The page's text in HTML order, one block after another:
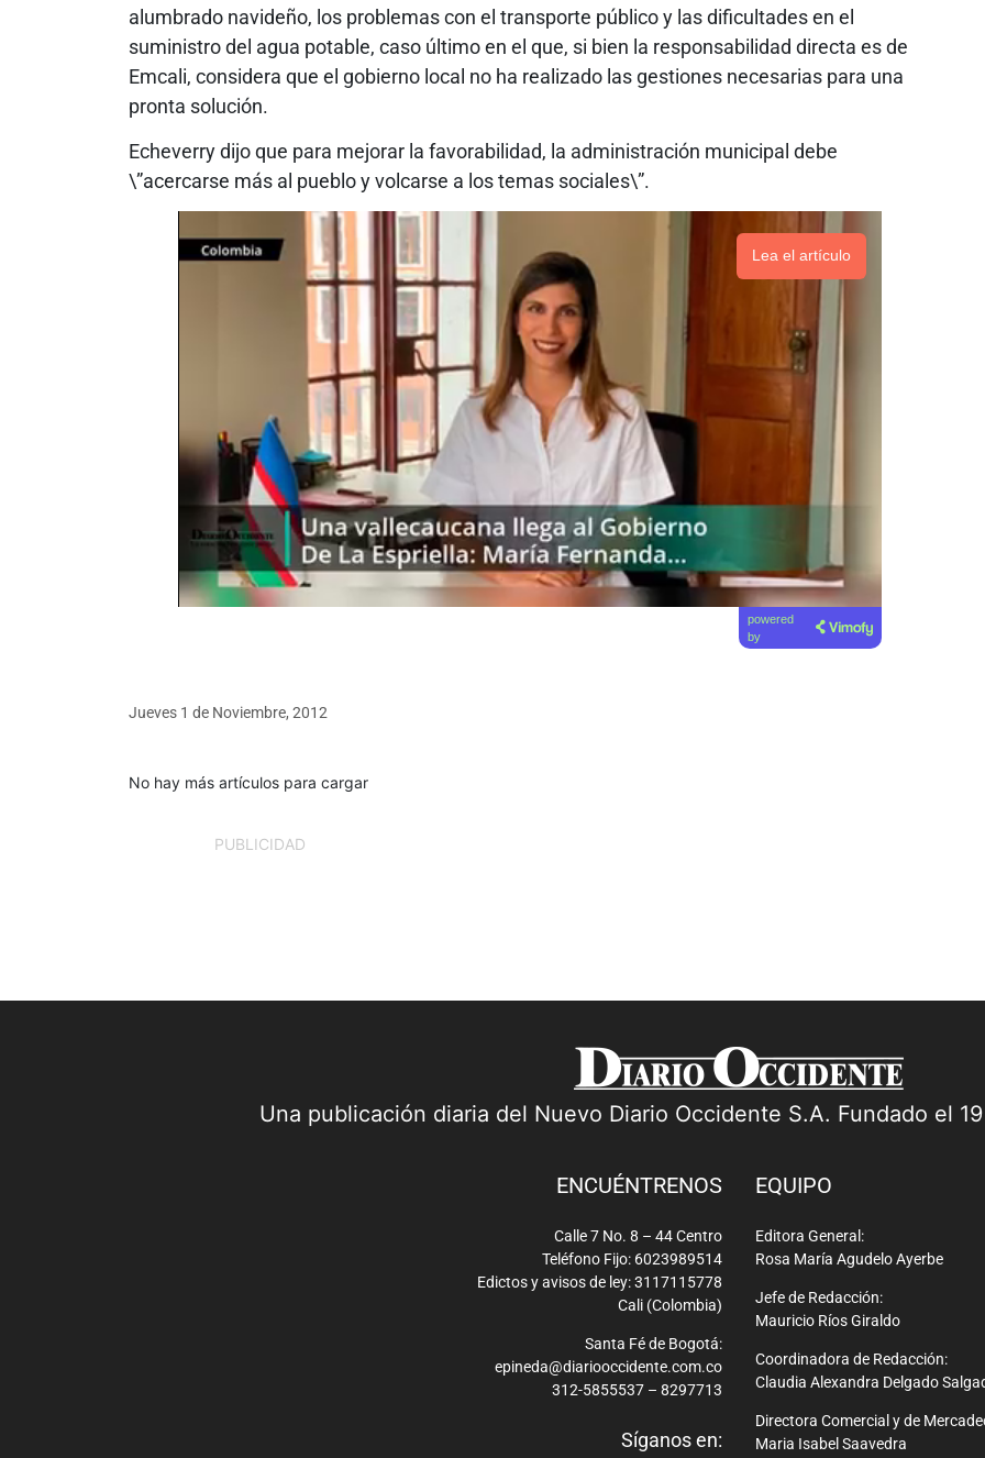
alumbrado navideño, los problemas con el transporte público y las dificultades en el
suministro del agua potable, caso último en el que, si bien la responsabilidad directa es de
Emcali, considera que el gobierno local no ha realizado las gestiones necesarias para una
pronta solución.
Echeverry dijo que para mejorar la favorabilidad, la administración municipal debe
\”acercarse más al pueblo y volcarse a los temas sociales\”.
Lea el artículo
powered
by
Jueves 1 de Noviembre, 2012
No hay más artículos para cargar
PUBLICIDAD
Una publicación diaria del Nuevo Diario Occidente S.A. Fundado el
ENCUÉNTRENOS
Calle 7 No. 8 – 44 Centro
Teléfono Fijo: 6023989514
Edictos y avisos de ley: 3117115778
Cali (Colombia)
Santa Fé de Bogotá:
epineda@diariooccidente.com.co
312-5855537 – 8297713
Síganos en:
EQUIPO
Editora General:
Rosa María Agudelo Ayerbe
Jefe de Redacción:
Mauricio Ríos Giraldo
Coordinadora de Redacción:
Claudia Alexandra Delgado
Directora Comercial y de
Maria Isabel Saavedra